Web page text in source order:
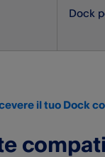
Dock
il tuo Dock